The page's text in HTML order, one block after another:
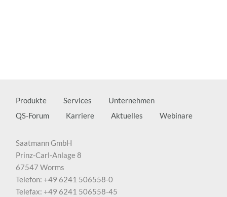
Produkte Services
Unternehmen
QS-Forum
Karriere Aktuelles Webinare
Saatmann GmbH
Prinz-Carl-Anlage 8
67547 Worms
Telefon: +49 6241 506558-0
Telefax: +49 6241 506558-45